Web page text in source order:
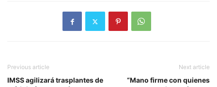
Previous article
IMSS agilizará trasplantes de
Next article
“Mano firme con quienes